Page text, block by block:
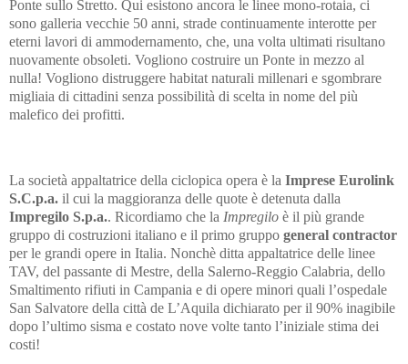
Ponte sullo Stretto. Qui esistono ancora le linee mono-rotaia, ci
sono galleria vecchie 50 anni, strade continuamente interotte per
eterni lavori di ammodernamento, che, una volta ultimati risultano
nuovamente obsoleti. Vogliono costruire un Ponte in mezzo al
nulla! Vogliono distruggere habitat naturali millenari e sgombrare
migliaia di cittadini senza possibilità di scelta in nome del più
malefico dei profitti.
La società appaltatrice della ciclopica opera è la Imprese Eurolink
S.C.p.a. il cui la maggioranza delle quote è detenuta dalla
Impregilo S.p.a.. Ricordiamo che la Impregilo è il più grande
gruppo di costruzioni italiano e il primo gruppo general contractor
per le grandi opere in Italia. Nonchè ditta appaltatrice delle linee
TAV, del passante di Mestre, della Salerno-Reggio Calabria, dello
Smaltimento rifiuti in Campania e di opere minori quali l’ospedale
San Salvatore della città de L’Aquila dichiarato per il 90% inagibile
dopo l’ultimo sisma e costato nove volte tanto l’iniziale stima dei
costi!